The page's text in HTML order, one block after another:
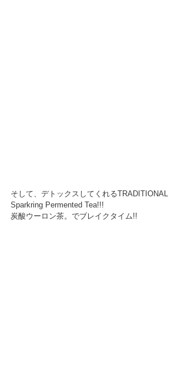
そして、デトックスしてくれるTRADITIONAL
Sparkring Permented Tea!!!
炭酸ウーロン茶。でブレイクタイム!!